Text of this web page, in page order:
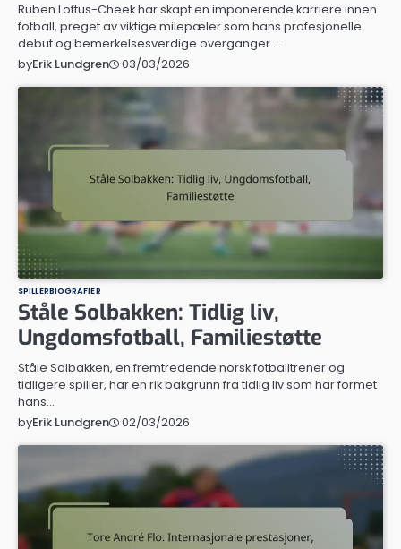
Ruben Loftus-Cheek har skapt en imponerende karriere innen
fotball, preget av viktige milepæler som hans profesjonelle
debut og bemerkelsesverdige overganger.…
byErik Lundgren 03/03/2026
SPILLERBIOGRAFIER
Ståle Solbakken: Tidlig liv,
Ungdomsfotball, Familiestøtte
Ståle Solbakken, en fremtredende norsk fotballtrener og
tidligere spiller, har en rik bakgrunn fra tidlig liv som har formet
hans…
byErik Lundgren 02/03/2026